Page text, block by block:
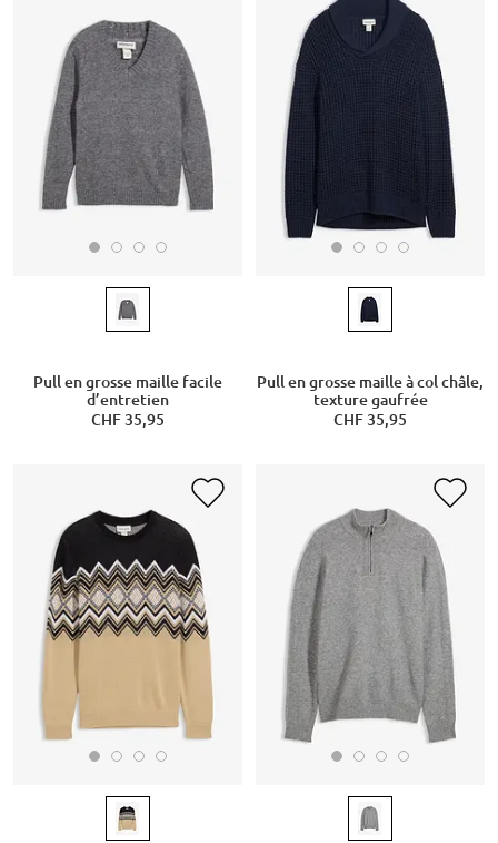
Pull en grosse maille facile
d’entretien
CHF 35,95
Pull en grosse maille à col châle,
texture gaufrée
CHF 35,95